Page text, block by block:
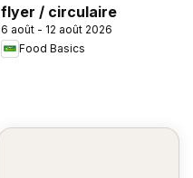
flyer / circulaire
6 août - 12 août 2026
Food Basics